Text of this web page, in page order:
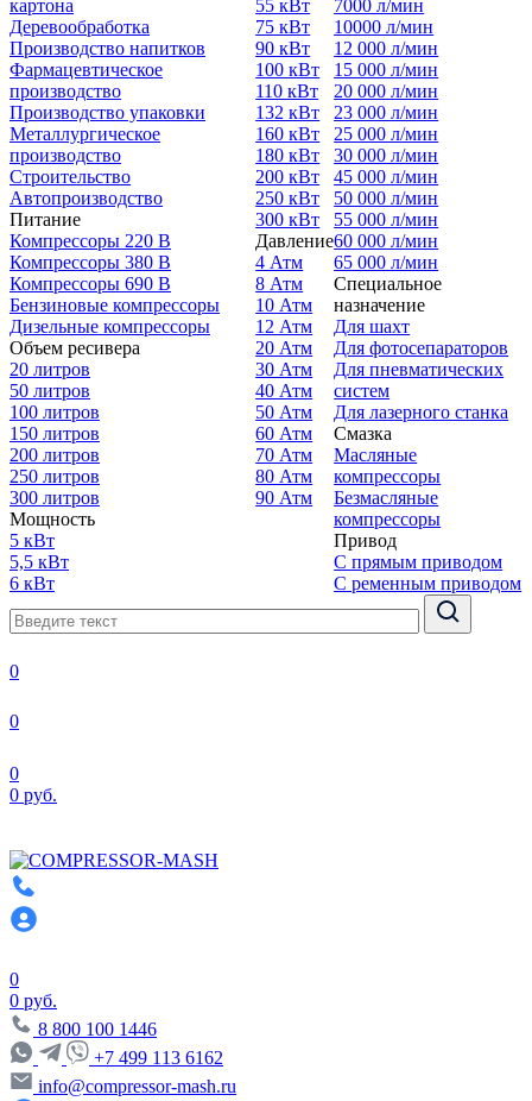
картона
Деревообработка
Производство напитков
Фармацевтическое
производство
Производство упаковки
Металлургическое
производство
Строительство
Автопроизводство
Питание
Компрессоры 220 В
Компрессоры 380 В
Компрессоры 690 В
Бензиновые компрессоры
Дизельные компрессоры
Объем ресивера
20 литров
50 литров
100 литров
150 литров
200 литров
250 литров
300 литров
Мощность
5 кВт
5,5 кВт
6 кВт
55 кВт
75 кВт
90 кВт
100 кВт
110 кВт
132 кВт
160 кВт
180 кВт
200 кВт
250 кВт
300 кВт
Давление
4 Атм
8 Атм
10 Атм
12 Атм
20 Атм
30 Атм
40 Атм
50 Атм
60 Атм
70 Атм
80 Атм
90 Атм
7000 л/мин
10000 л/мин
12 000 л/мин
15 000 л/мин
20 000 л/мин
23 000 л/мин
25 000 л/мин
30 000 л/мин
45 000 л/мин
50 000 л/мин
55 000 л/мин
60 000 л/мин
65 000 л/мин
Специальное
назначение
Для шахт
Для фотосепараторов
Для пневматических
систем
Для лазерного станка
Смазка
Масляные
компрессоры
Безмасляные
компрессоры
Привод
С прямым приводом
С ременным приводом
0
0
0
0 руб.
0
0 руб.
8 800 100 1446
+7 499 113 6162
info@compressor-mash.ru